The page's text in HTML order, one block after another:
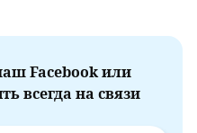
Facebook или
всегда на связи